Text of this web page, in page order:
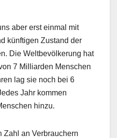
aber erst einmal mit
künftigen Zustand der
Die Weltbevölkerung hat
7 Milliarden Menschen
lag sie noch bei 6
Jahr kommen
hinzu.
Zahl an Verbrauchern